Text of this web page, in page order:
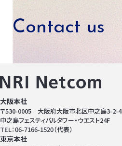
Contact us
大阪本社
〒530-0005 大阪府大阪市北区中之島3-2-4
中之島フェスティバルタワー・ウエスト24F
TEL：06-7166-1520（代表）
東京本社